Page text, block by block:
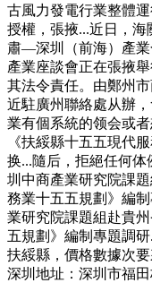
古風力發電行業整體
授權，張掖...近日，
肅—深圳（前海）產
產業座談會正在張掖
其法令責任。由鄭州
近駐廣州聯絡處从辦
業有個系統的领会或
《扶綏縣十五五現代
换...隨后，拒絕任何
圳中商產業研究院課
務業十五五規劃》編
業研究院課題組赴貴
五規劃》編制專題調
扶綏縣，價格數據次
深圳地址：深圳市福